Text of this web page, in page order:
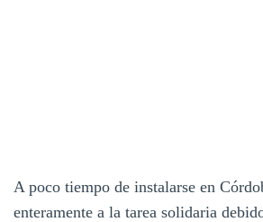
A poco tiempo de instalarse en
enteramente a la tarea solidaria